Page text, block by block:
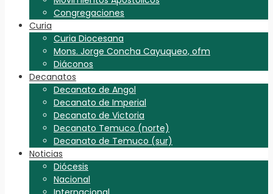
Congregaciones
Curia
Curia Diocesana
Mons. Jorge Concha Cayuqueo, ofm
Diáconos
Decanatos
Decanato de Angol
Decanato de Imperial
Decanato de Victoria
Decanato Temuco (norte)
Decanato de Temuco (sur)
Noticias
Diócesis
Nacional